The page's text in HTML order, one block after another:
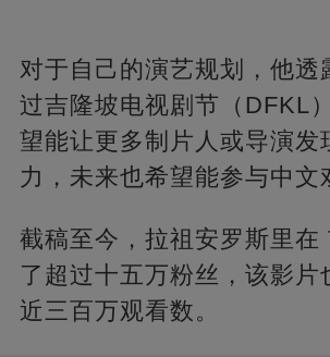
对于自己的演艺规划，他透
过吉隆坡电视剧节（DFKL
望能让更多制片人或导演发
力，未来也希望能参与中文
截稿至今，拉祖安罗斯里在
了超过十五万粉丝，该影片
近三百万观看数。